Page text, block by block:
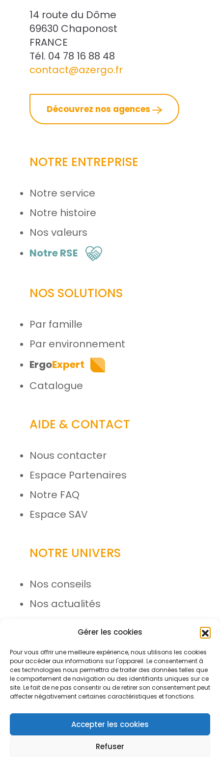
Gérer les cookies
Pour vous offrir une meilleure expérience, nous utilisons les cookies
pour accéder aux informations sur l'appareil. Le consentement à
ces technologies nous permettra de traiter des données telles que
le comportement de navigation ou des identifiants uniques sur ce
site. Le fait de ne pas consentir ou de retirer son consentement peut
affecter négativement certaines caractéristiques et fonctions.
Accepter les cookies
Refuser
14 route du Dôme
69630 Chaponost
FRANCE
Tél. 04 78 16 88 48
contact@azergo.fr
Découvrez nos agences
NOTRE ENTREPRISE
Notre service
Notre histoire
Nos valeurs
Notre RSE
NOS SOLUTIONS
Par famille
Par environnement
ErgoExpert
Catalogue
AIDE & CONTACT
Nous contacter
Espace Partenaires
Notre FAQ
Espace SAV
NOTRE UNIVERS
Nos conseils
Nos actualités
© Azergo 2026 - Tous droits
réservés